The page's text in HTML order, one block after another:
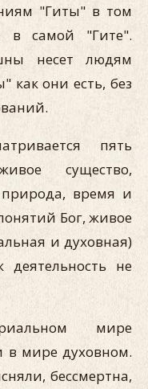
"Гиты" в том
самой "Гите".
несет людям
как они есть, без
пять
существо,
время и
Бог, живое
и духовная)
не
мире
в мире духовном.
бессмертна,